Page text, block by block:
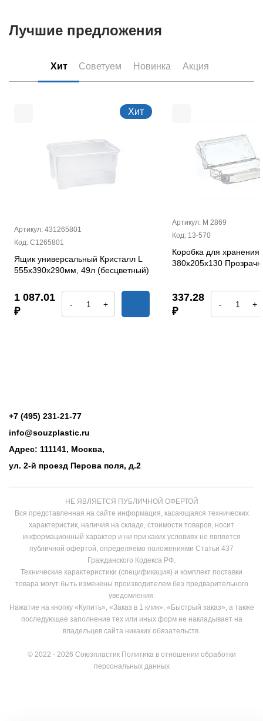
Лучшие предложения
Хит Советуем Новинка Акция
Хит
Артикул: 431265801
Код: С1265801
Ящик универсальный Кристалл L
555х390х290мм, 49л (бесцветный)
1 087.01
₽
- +
Артикул: М 2869
Код: 13-570
Коробка для хранения
380х205х130
337.28
₽
- +
+7 (495) 231-21-77
info@souzplastic.ru
Адрес: 111141, Москва,
ул. 2-й проезд Перова поля, д.2
НЕ ЯВЛЯЕТСЯ ПУБЛИЧНОЙ ОФЕРТОЙ
Вся представленная на сайте информация, касающаяся технических
характеристик, наличия на складе, стоимости товаров, носит
информационный характер и ни при каких условиях не является
публичной офертой, определяемо положениями Статьи 437
Гражданского Кодекса РФ.
Технические характеристики (спецификация) и комплект поставки
товара могут быть изменены производителем без предварительного
уведомления.
Нажатие на кнопку «Купить», «Заказ в 1 клик», «Быстрый заказ», а также
последующее заполнение тех или иных форм не накладывает на
владельцев сайта никаких обязательств.
© 2022 - 2026 Союзпластик Политика в отношении обработки
персональных данных